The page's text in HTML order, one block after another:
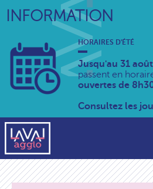
INFORMATION
HORAIRES D'ÉTÉ
Jusqu'au 31
passent en
ouvertes de
Consultez les